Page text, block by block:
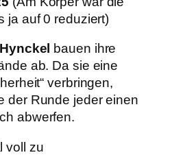
ja auf 0 reduziert)
bauen ihre
ab. Da sie eine
verbringen,
der Runde jeder einen
abwerfen.
voll zu